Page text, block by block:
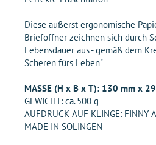
Diese äußerst ergonomische
Brieföffner zeichnen sich durch
Lebensdauer aus - gemäß dem
Scheren fürs Leben"
MASSE (H x B x T): 130 mm x
GEWICHT: ca. 500 g
AUFDRUCK AUF KLINGE: FINNY
MADE IN SOLINGEN